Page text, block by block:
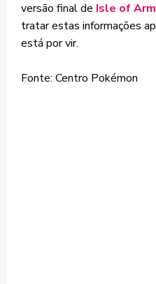
versão final de Isle of
tratar estas informações
está por vir.
Fonte: Centro Pokémon